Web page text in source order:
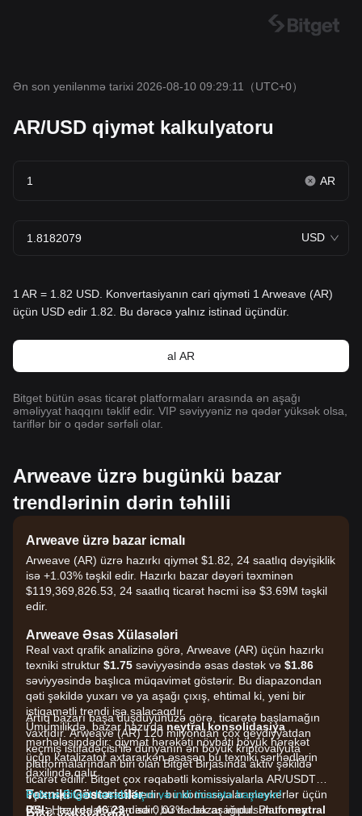
Ən son yenilənmə tarixi 2026-08-10 09:29:11 （UTC+0）
AR/USD qiymət kalkulyatoru
AR
USD
1 AR = 1.82 USD. Konvertasiyanın cari qiyməti 1 Arweave (AR)
üçün USD edir 1.82. Bu dərəcə yalnız istinad üçündür.
al AR
Bitget bütün əsas ticarət platformaları arasında ən aşağı
əməliyyat haqqını təklif edir. VIP səviyyəniz nə qədər yüksək olsa,
tariflər bir o qədər sərfəli olar.
Arweave üzrə bugünkü bazar
trendlərinin dərin təhlili
Arweave üzrə bazar icmalı
Arweave (AR) üzrə hazırkı qiymət $1.82, 24 saatlıq dəyişiklik
isə +1.03% təşkil edir. Hazırkı bazar dəyəri təxminən
$119,369,826.53, 24 saatlıq ticarət həcmi isə $3.69M təşkil
edir.
Arweave Əsas Xülasələri
Real vaxt qrafik analizinə görə, Arweave (AR) üçün hazırkı
texniki struktur $1.75 səviyyəsində əsas dəstək və $1.86
səviyyəsində başlıca müqavimət göstərir. Bu diapazondan
qəti şəkildə yuxarı və ya aşağı çıxış, ehtimal ki, yeni bir
istiqamətli trendi işə salacaqdır.
Ümumilikdə, bazar hazırda neytral konsolidasiya
mərhələsindədir; qiymət hərəkəti növbəti böyük hərəkət
üçün katalizator axtararkən əsasən bu texniki sərhədlərin
daxilində qalır.
Texniki Göstəricilər
RSI:Hazırda46.23-dədir; bu da bazar impulsununneytral
Artıq bazarı başa düşdüyünüzə görə, ticarətə başlamağın
vaxtıdır. Arweave (AR) 120 milyondan çox qeydiyyatdan
keçmiş istifadəçisi ilə dünyanın ən böyük kriptovalyuta
platformalarından biri olan Bitget Birjasında aktiv şəkildə
ticarət edilir. Bitget çox rəqabətli komissiyalarla AR/USDT
üçün spot ticarət təklif edir, bu komissiyalar meykerlər üçün
0%-ə, teykerlər üçün isə 0,03%-dək aşağıdır. Platforma
Pulsuz Bitget hesabı açın və indi ticarətə başlayın!